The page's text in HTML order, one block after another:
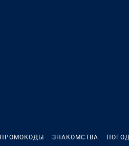
ПРОМОКОДЫ ЗНАКОМСТВА